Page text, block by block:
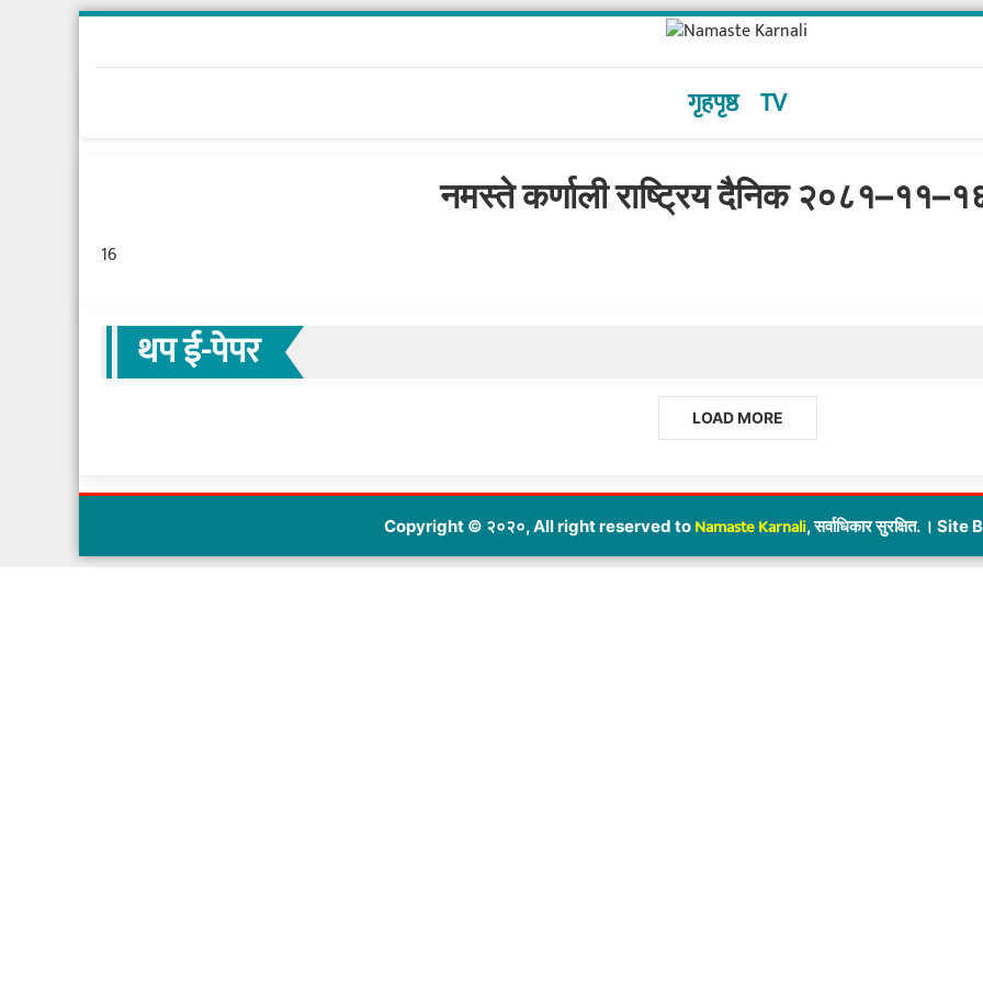
गृहपृष्ठ TV
नमस्ते कर्णाली राष्ट्रिय दैनिक
16
थप ई-पेपर
LOAD MORE
Copyright © २०२०, All right reserved to Namaste Karnali, सर्वाधिकार सुरक्षित. । Site